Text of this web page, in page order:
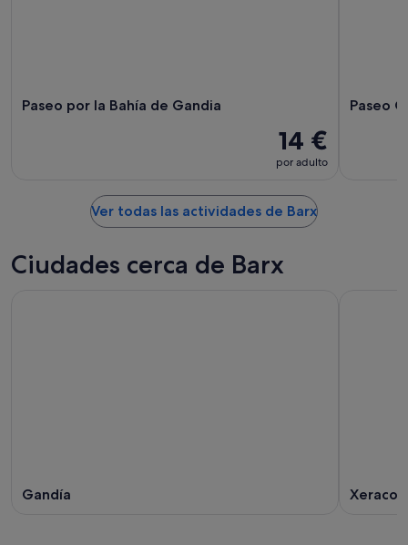
Paseo por la Bahía de Gandia
14 €
por adulto
Paseo
Ver todas las actividades de Barx
Ciudades cerca de Barx
Gandía Xeraco